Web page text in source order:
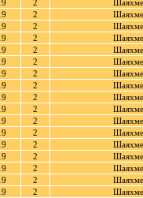
2
2
2
2
2
2
2
2
2
2
2
2
2
2
2
2
2